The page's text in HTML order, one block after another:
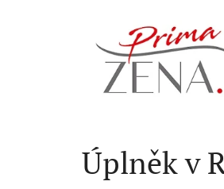
Úplněk v